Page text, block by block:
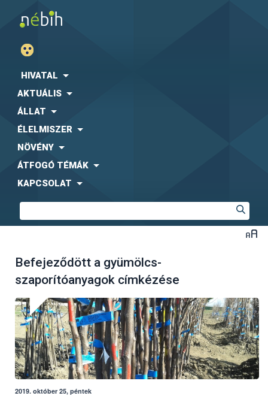
HIVATAL
AKTUÁLIS
ÁLLAT
ÉLELMISZER
NÖVÉNY
ÁTFOGÓ TÉMÁK
KAPCSOLAT
Befejeződött a gyümölcs-
szaporítóanyagok címkézése
2019. október 25, péntek